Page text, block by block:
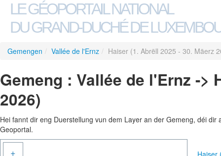
LE GÉOPORTAIL NATIONAL
DU GRAND-DUCHÉ DE
Gemengen / Vallée de l'Ernz / Haiser (1. Abrëll 2025 - 30. Mäerz
Gemeng : Vallée de l'Ernz ->
2026)
Hei fannt dir eng Duerstellung vun dem Layer an der Gemeng, déi
Geoportal.
+
Haiser